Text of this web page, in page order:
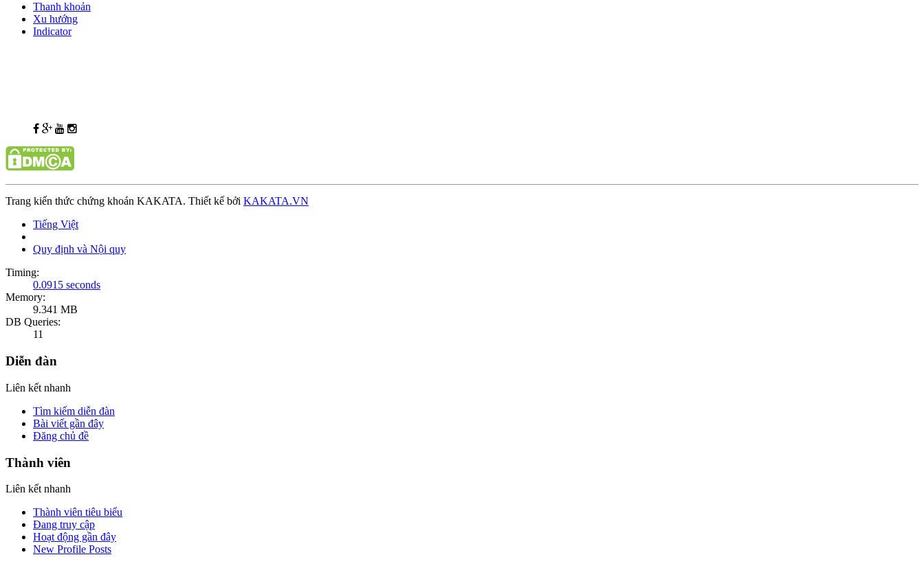
Thanh khoản
Xu hướng
Indicator
Trang kiến thức chứng khoán KAKATA. Thiết kế bởi KAKATA.VN
Tiếng Việt
Quy định và Nội quy
Timing:
0.0915 seconds
Memory:
9.341 MB
DB Queries:
11
Diễn đàn
Liên kết nhanh
Tìm kiếm diễn đàn
Bài viết gần đây
Đăng chủ đề
Thành viên
Liên kết nhanh
Thành viên tiêu biểu
Đang truy cập
Hoạt động gần đây
New Profile Posts